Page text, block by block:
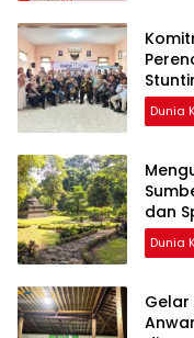
Dunia
dan
Dunia
Gelar